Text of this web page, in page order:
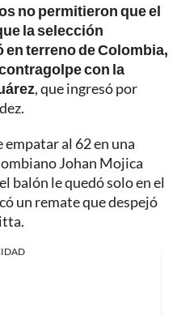
no permitieron que el
la selección
terreno de Colombia,
con la
, que ingresó por
al 62 en una
Johan Mojica
balón le quedó solo en el
un remate que despejó